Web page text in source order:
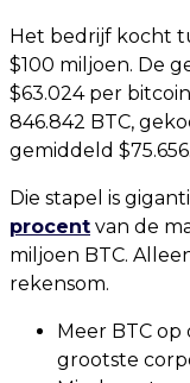
Het bedrijf kocht
$100 miljoen. De
$63.024 per
846.842 BTC,
gemiddeld $75.656.
Die stapel is
procent van de
miljoen BTC.
rekensom.
Meer BTC
grootste